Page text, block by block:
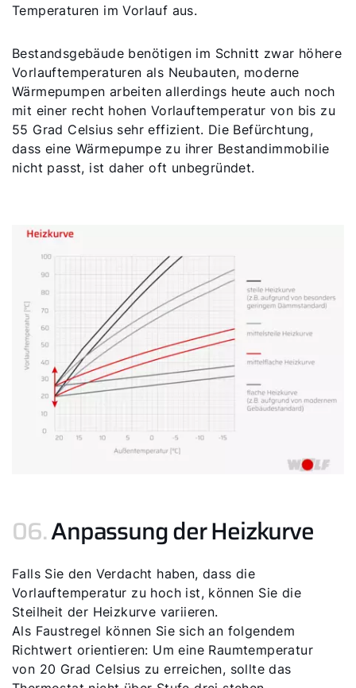
Temperaturen im Vorlauf aus.
Bestandsgebäude benötigen im Schnitt zwar höhere
Vorlauftemperaturen als Neubauten, moderne
Wärmepumpen arbeiten allerdings heute auch noch
mit einer recht hohen Vorlauftemperatur von bis zu
55 Grad Celsius sehr effizient. Die Befürchtung,
dass eine Wärmepumpe zu ihrer Bestandimmobilie
nicht passt, ist daher oft unbegründet.
06.Anpassung der Heizkurve
Falls Sie den Verdacht haben, dass die
Vorlauftemperatur zu hoch ist, können Sie die
Steilheit der Heizkurve variieren.
Als Faustregel können Sie sich an folgendem
Richtwert orientieren: Um eine Raumtemperatur
von 20 Grad Celsius zu erreichen, sollte das